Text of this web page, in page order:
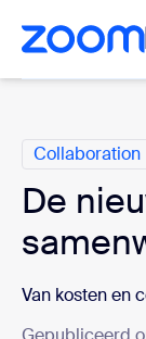
hoofdinhoud
naar hulp via
Collaboration
De
Van kosten en